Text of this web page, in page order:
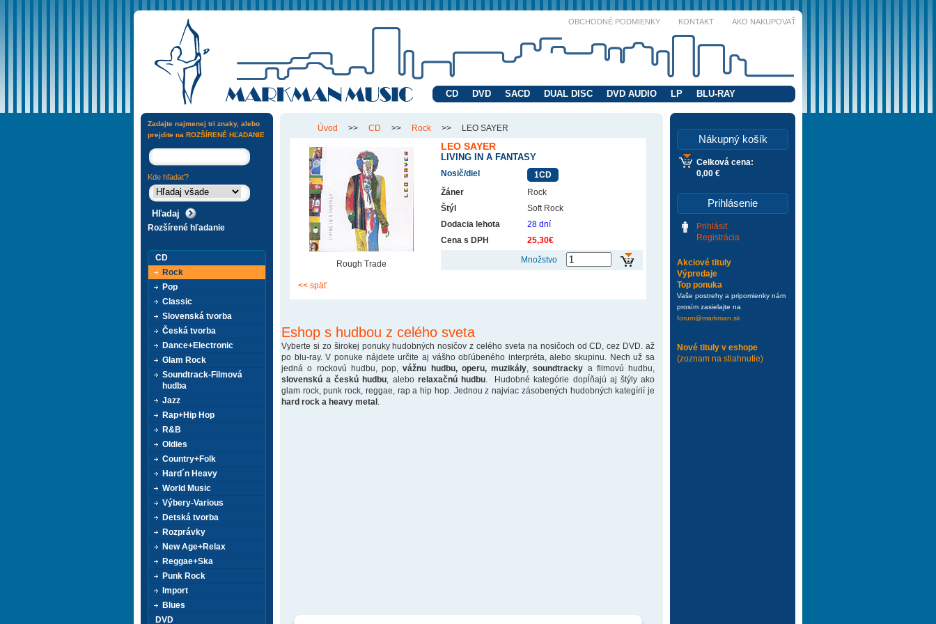
OBCHODNÉ PODMIENKY KONTAKT AKO NAKUPOVAŤ
CD DVD SACD DUAL DISC DVD AUDIO LP BLU-RAY
Úvod >> CD >> Rock >> LEO SAYER
Rough Trade
LEO SAYER
LIVING IN A FANTASY
Nosič/diel
1CD
Žáner
Rock
Štýl
Soft Rock
Dodacia lehota
28 dní
Cena s DPH
25,30€
Množstvo
<< späť
Eshop s hudbou z celého sveta
Vyberte si zo širokej ponuky hudobných nosičov z celého sveta na nosičoch od CD, cez DVD. až
po blu-ray. V ponuke nájdete určite aj vášho obľúbeného interpréta, alebo skupinu. Nech už sa
jedná o rockovú hudbu, pop,vážnu hudbu, operu, muzikály ,soundtracky a filmovú hudbu,
slovenskú a českú hudbu , alebo relaxačnú hudbu. Hudobné kategórie dopĺňajú aj štýly ako
glam rock, punk rock, reggae, rap a hip hop. Jednou z najviac zásobených hudobných kategírií je
hard rock a heavy metal
Nákupný košík
Celková cena:
0,00 €
Prihlásenie
Prihlásiť
Registrácia
Akciové tituly
Výpredaje
Top ponuka
Vaše postrehy a pripomienky nám
prosím zasielajte na
forum@markman.sk
Nové tituly v eshope
(zoznam na stiahnutie)
Zadajte najmenej tri znaky, alebo
prejdite na ROZŠÍRENÉ HĽADANIE
Kde hľadať?
Rozšírené hľadanie
CD
Rock
Pop
Classic
Slovenská tvorba
Česká tvorba
Dance+Electronic
Glam Rock
Soundtrack-Filmová
hudba
Jazz
Rap+Hip Hop
R&B
Oldies
Country+Folk
Hard´n Heavy
World Music
Výbery-Various
Detská tvorba
Rozprávky
New Age+Relax
Reggae+Ska
Punk Rock
Import
Blues
DVD